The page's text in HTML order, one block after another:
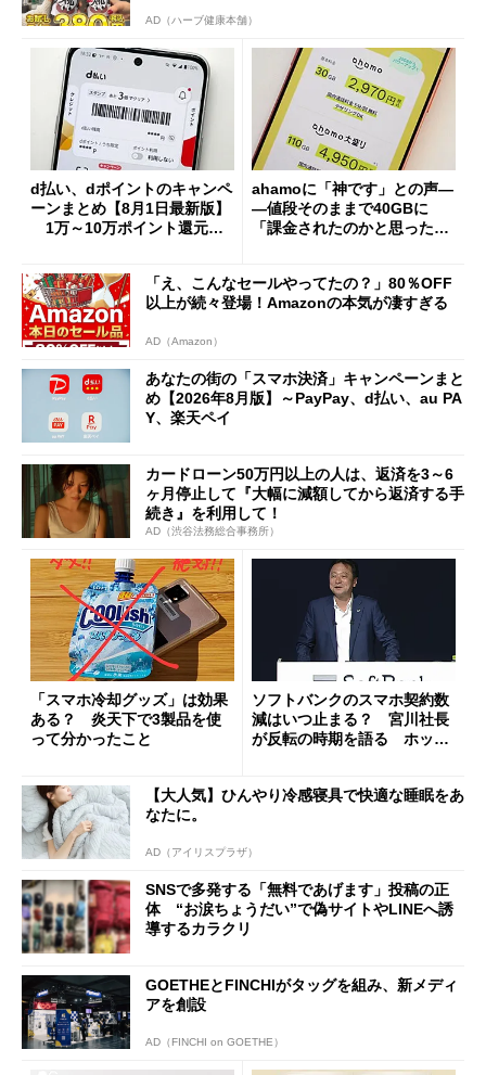
AD（ハーブ健康本舗）
d払い、dポイントのキャンペ
ーンまとめ【8月1日最新版】
1万～10万ポイント還元の
ahamoに「神です」との声―
―値段そのままで40GBに
「課金されたのかと思った」
「え、こんなセールやってたの？」80％OFF
以上が続々登場！Amazonの本気が凄すぎる
AD（Amazon）
あなたの街の「スマホ決済」キャンペーンまと
め【2026年8月版】～PayPay、d払い、au PA
Y、楽天ペイ
カードローン50万円以上の人は、返済を3～6
ヶ月停止して『大幅に減額してから返済する手
続き』を利用して！
AD（渋谷法務総合事務所）
「スマホ冷却グッズ」は効果
ある？ 炎天下で3製品を使
って分かったこと
ソフトバンクのスマホ契約数
減はいつ止まる？ 宮川社長
が反転の時期を語る ホッピ
【大人気】ひんやり冷感寝具で快適な睡眠をあ
なたに。
AD（アイリスプラザ）
SNSで多発する「無料であげます」投稿の正
体 “お涙ちょうだい”で偽サイトやLINEへ誘
導するカラクリ
GOETHEとFINCHIがタッグを組み、新メディ
アを創設
AD（FINCHI on GOETHE）